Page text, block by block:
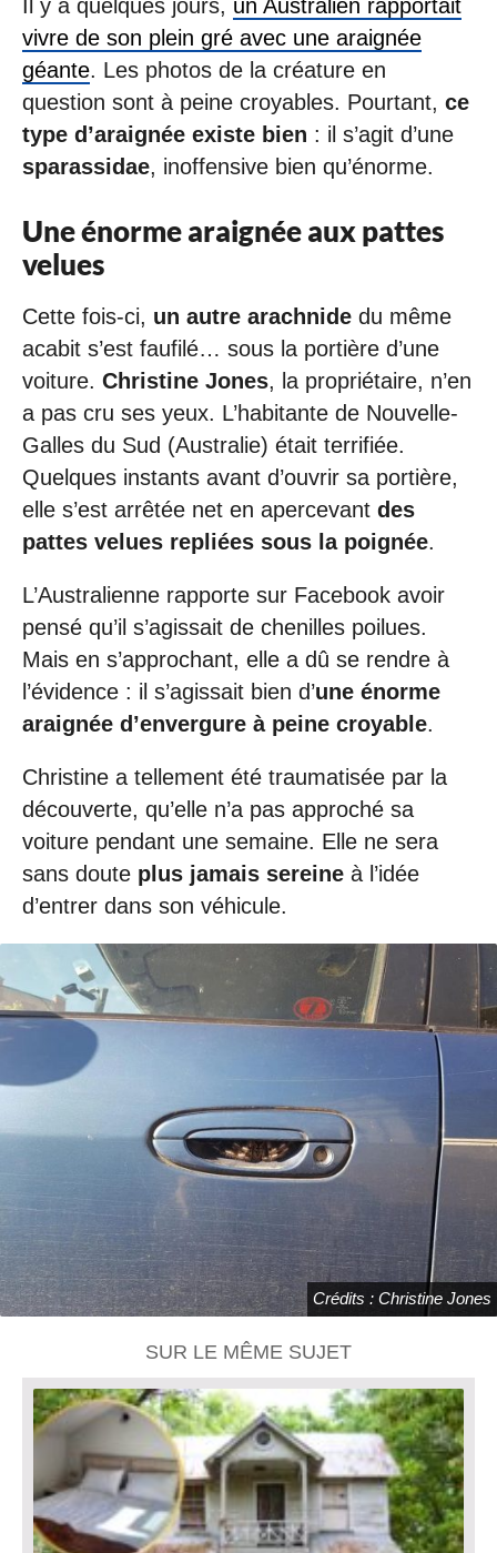
Il y a quelques jours, un Australien rapportait
vivre de son plein gré avec une araignée
géante. Les photos de la créature en
question sont à peine croyables. Pourtant, ce
type d’araignée existe bien : il s’agit d’une
sparassidae, inoffensive bien qu’énorme.
Une énorme araignée aux pattes
velues
Cette fois-ci, un autre arachnide du même
acabit s’est faufilé… sous la portière d’une
voiture. Christine Jones, la propriétaire, n’en
a pas cru ses yeux. L’habitante de Nouvelle-
Galles du Sud (Australie) était terrifiée.
Quelques instants avant d’ouvrir sa portière,
elle s’est arrêtée net en apercevant des
pattes velues repliées sous la poignée.
L’Australienne rapporte sur Facebook avoir
pensé qu’il s’agissait de chenilles poilues.
Mais en s’approchant, elle a dû se rendre à
l’évidence : il s’agissait bien d’une énorme
araignée d’envergure à peine croyable.
Christine a tellement été traumatisée par la
découverte, qu’elle n’a pas approché sa
voiture pendant une semaine. Elle ne sera
sans doute plus jamais sereine à l’idée
d’entrer dans son véhicule.
Crédits : Christine Jones
SUR LE MÊME SUJET